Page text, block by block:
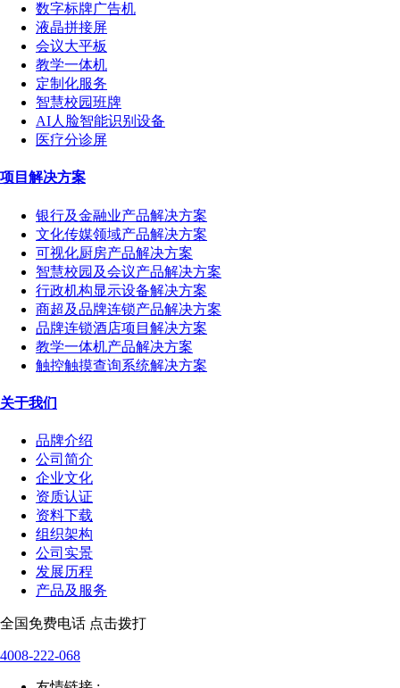
数字标牌广告机
液晶拼接屏
会议大平板
教学一体机
定制化服务
智慧校园班牌
AI人脸智能识别设备
医疗分诊屏
项目解决方案
银行及金融业产品解决方案
文化传媒领域产品解决方案
可视化厨房产品解决方案
智慧校园及会议产品解决方案
行政机构显示设备解决方案
商超及品牌连锁产品解决方案
品牌连锁酒店项目解决方案
教学一体机产品解决方案
触控触摸查询系统解决方案
关于我们
品牌介绍
公司简介
企业文化
资质认证
资料下载
组织架构
公司实景
发展历程
产品及服务
全国免费电话 点击拨打
4008-222-068